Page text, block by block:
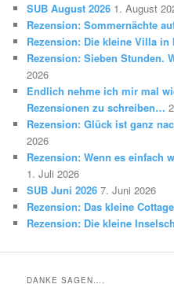
SUB August 2026 1. August
Rezension: Sommernächte
Rezension: Die kleine Villa in
Rezension: Sieben Stunden.
2026
Endlich nehme ich mir mal
Rezensionen zu schreiben…
Rezension: Glück ist ganz
2026
Rezension: Wenn es einfach
1. Juli 2026
SUB Juni 2026 7. Juni 2026
Rezension: Das kleine
Rezension: Die kleine
DANKE SAGEN….